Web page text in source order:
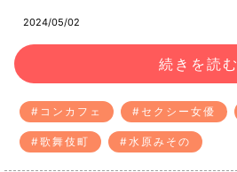
2024/05/02
#コンカフェ #セクシー女優
#歌舞伎町 #水原みその
続きを読む